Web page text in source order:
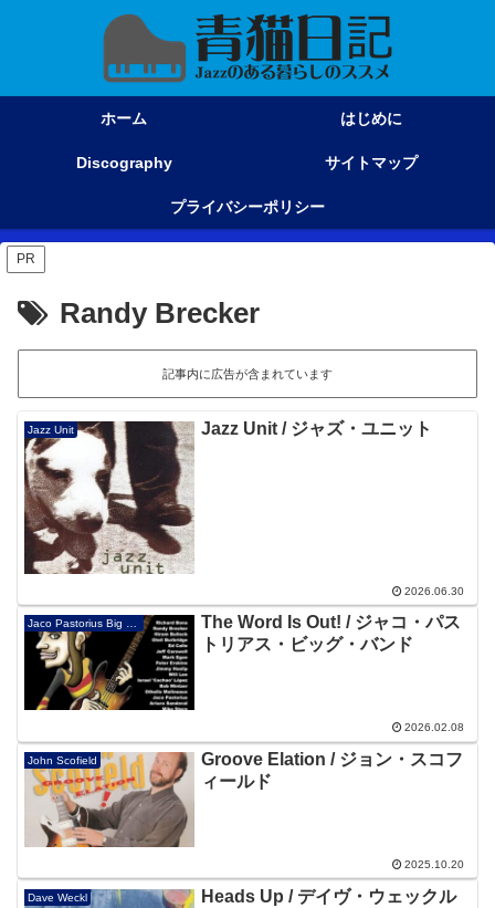
ホーム はじめに
Discography サイトマップ
プライバシーポリシー
PR
Randy Brecker
記事内に広告が含まれています
Jazz Unit Jazz Unit / ジャズ・ユニット
2026.06.30
Jaco Pastorius Big Band
The Word Is Out! / ジャコ・パス
トリアス・ビッグ・バンド
2026.02.08
John Scofield
Groove Elation / ジョン・スコフ
ィールド
2025.10.20
Dave Weckl Heads Up / デイヴ・ウェックル